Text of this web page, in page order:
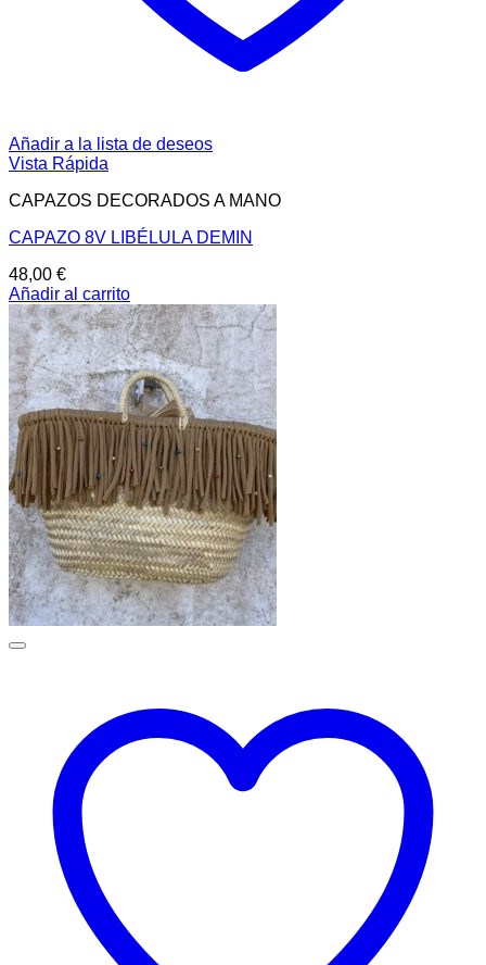
Añadir a la lista de deseos
Vista Rápida
CAPAZOS DECORADOS A MANO
CAPAZO 8V LIBÉLULA DEMIN
48,00 €
Añadir al carrito